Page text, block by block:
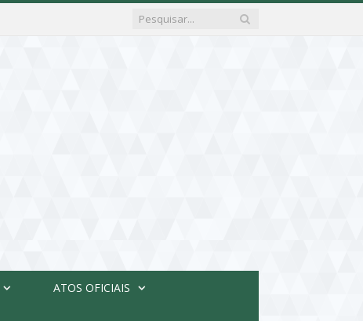
ATOS OFICIAIS